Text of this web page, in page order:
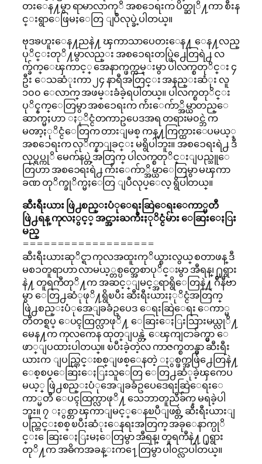
တးေန႔မွာ ရာမာလာကုိ အစၥေရးက ပိတ္ဆုိ႔ကာ စီးန
င္းရွာေဖြမႈေတြ ျပဳလုပ္ခဲ့ပါတယ္။
ဗုဒၶဟူးေန႔ညနဲ႔ ၾကာသာပေတးေန႔ ေန႔လည္
ပုိင္းတုိ႔မွာလည္း အစၥေရးတပ္ဖြဲ႕ေတြရဲ႕ လ
က္ခ်က္ေၾကာင့္ အေနာက္ဖက္ကမ္းမွာ ပါလက္စတုိင္း ၄
ဦး ေသဆံုးကာ ၂၄ နာရီအတြင္း အနည္းဆံုး လူ
၁၀၀ ေလာက္ အဖမ္းခံခဲ့ရပါတယ္။ ပါလက္စတုိင္း
ပုိင္နက္ေတြမွာ အစၥေရးက က်ဴးေက်ာ္အိမ္ယာတည္ေ
ဆာက္မႈဟာ ႏုိင္ငံတကာဥပေဒအရ တရားမ၀င္ဘဲ က
မၻာ့ႏုိင္ငံေတြက တားျမစ္ ကန္႔ကြက္ထားေပမယ့္
အစၥေရးက လုိက္နာျခင္း မရွိပါဘူး။ အစၥေရးရဲ႕ ဒီ
လုပ္ရပ္ကုိ မေက်နပ္တဲ့အတြက္ ပါလက္စတုိင္းျပည္သူေ
တြဟာ အစၥေရးရဲ႕ က်ဴးေက်ာ္အိမ္ယာေတြမွာ မၾကာ
ခဏ တုိက္ခုိက္မႈေတြ ျပဳလုပ္ေလ့ ရွိပါတယ္။
ဆီးရီးယား ဖြဲ႕စည္းပံုေရးဆြဲေရးေကာ္မတီ
ဖြဲ႕ရန္ ကုလႏွင့္ အင္အားႀကီးႏုိင္ငံမ်ား ေဆြးေႏြး
မည္
===================
ဆီးရီးယားဆုိင္ရာ ကုလအထူးကုိယ္စားလွယ္ စတာဖန္ ဒီ
မစၥတူရာဟာ လာမယ့္တစ္ပတ္အေစာပုိင္းမွာ အီရန္၊ ႐ုရွား
နဲ႔ တူရကီတုိ႔က အဆင့္ျမင့္အရာရွိေတြနဲ႔ ဂ်ီနီဗာ
မွာ ေတြ႕ဆံုဖုိ႔ရွိၿပီး ဆီးရီးယားႏုိင္ငံအတြက္
ဖြဲ႕စည္းပံုအေျခခံဥပေဒ ေရးဆြဲေရး ေကာ္မ
တီတစ္ရပ္ ေပၚထြက္လာဖုိ႔ ေဆြးေႏြးသြားမယ္လုိ႔
မေန႔က ကုလကေန ထုတ္ျပန္တဲ့ ေၾကျငာခ်က္မွာ ေ
ဖာ္ျပထားပါတယ္။ ၿပီးခဲ့တဲ့လ ကာဇက္စတန္မွာ ဆီးရီး
ယားက ျပည္တြင္းစစ္ျဖစ္ေနတဲ့ ႏွစ္ဖက္အဖြဲ႕ေတြနဲ႔
ေစ့စပ္ေဆြးေႏြးသူေတြ ေတြ႕ဆံုခဲ့ၾကေပ
မယ့္ ဖြဲ႕စည္းပံုအေျခခံဥပေဒေရးဆြဲေရးေ
ကာ္မတီ ေပၚထြက္လာဖုိ႔ သေဘာတူညီခ်က္ မရခဲ့ပါ
ဘူး။ ၇ ႏွစ္တာ ၾကာျမင့္ေနၿပီျဖစ္တဲ့ ဆီးရီးယားျ
ပည္တြင္းစစ္ ၿပီးဆံုးေနရးအတြက္ အခုေနာက္ပုိ
င္း ေဆြးေႏြးမႈေတြမွာ အီရန္၊ တူရကီနဲ႔ ႐ုရွား
တုိ႔က အဓိကအခန္းက႑ေတြမွာ ပါ၀င္လာပါတယ္။